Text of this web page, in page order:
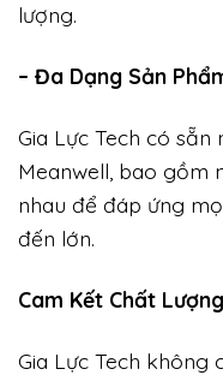
lượng.
– Đa Dạng Sản
Gia Lực Tech có
Meanwell, bao gồm
nhau để đáp ứng
đến lớn.
Cam Kết Chất
Gia Lực Tech